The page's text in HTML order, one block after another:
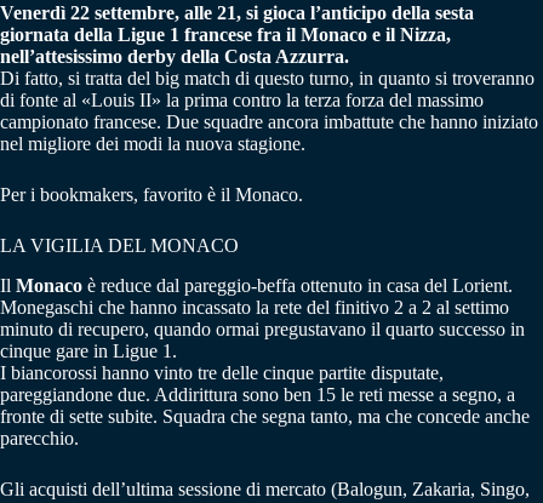
Venerdì 22 settembre, alle 21, si gioca l’anticipo della sesta
giornata della Ligue 1 francese fra il Monaco e il Nizza,
nell’attesissimo derby della Costa Azzurra.
Di fatto, si tratta del big match di questo turno, in quanto si troveranno
di fonte al «Louis II» la prima contro la terza forza del massimo
campionato francese. Due squadre ancora imbattute che hanno iniziato
nel migliore dei modi la nuova stagione.
Per i bookmakers, favorito è il Monaco.
LA VIGILIA DEL MONACO
Il Monaco è reduce dal pareggio-beffa ottenuto in casa del Lorient.
Monegaschi che hanno incassato la rete del finitivo 2 a 2 al settimo
minuto di recupero, quando ormai pregustavano il quarto successo in
cinque gare in Ligue 1.
I biancorossi hanno vinto tre delle cinque partite disputate,
pareggiandone due. Addirittura sono ben 15 le reti messe a segno, a
fronte di sette subite. Squadra che segna tanto, ma che concede anche
parecchio.
Gli acquisti dell’ultima sessione di mercato (Balogun, Zakaria, Singo,